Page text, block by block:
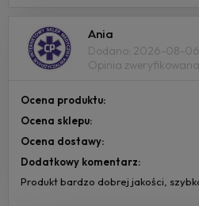
Ania
Dodano: 2026-08-06
Opinia zweryfikowana
Ocena produktu:
Ocena sklepu:
Ocena dostawy:
Dodatkowy komentarz:
Produkt bardzo dobrej jakości,